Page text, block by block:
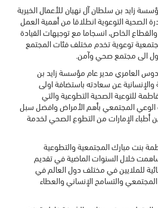
زايد بن سلطان آل نهيان للأعمال الخيرية
الصحية التوعوية انطلاقا من أهمية العمل
الخاص، انسجاما مع توجيهات القيادة
توعوية تخدم مختلف فئات المجتمع
الى مجتمع صحي وآمن.
العامري مدير عام مؤسسة زايد بن
والإنسانية عن سعادته باستضافة اولى
للتوعية الصحية التطوعية والتي
المجتمعي بأهم الأمراض وافضل سبل
أطباء الإمارات من التطوع الصحي لخدمة
بنت مبارك المجتمعية والتطوعية
ساهمت خلال السنوات الماضية في تقديم
للملايين في مختلف دول العالم في
والتسامح الإنساني والعطاء